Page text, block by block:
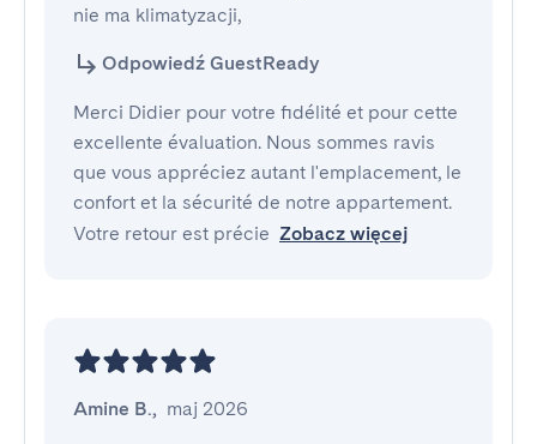
nie ma klimatyzacji,
Odpowiedź GuestReady
Merci Didier pour votre fidélité et pour cette
excellente évaluation. Nous sommes ravis
que vous appréciez autant l'emplacement, le
confort et la sécurité de notre appartement.
Votre retour est précie Zobacz więcej
Amine B., maj 2026